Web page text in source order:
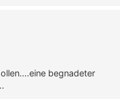
begnadeter